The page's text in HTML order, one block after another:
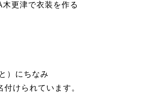
更津で衣装を作る
）にちなみ
けられています。